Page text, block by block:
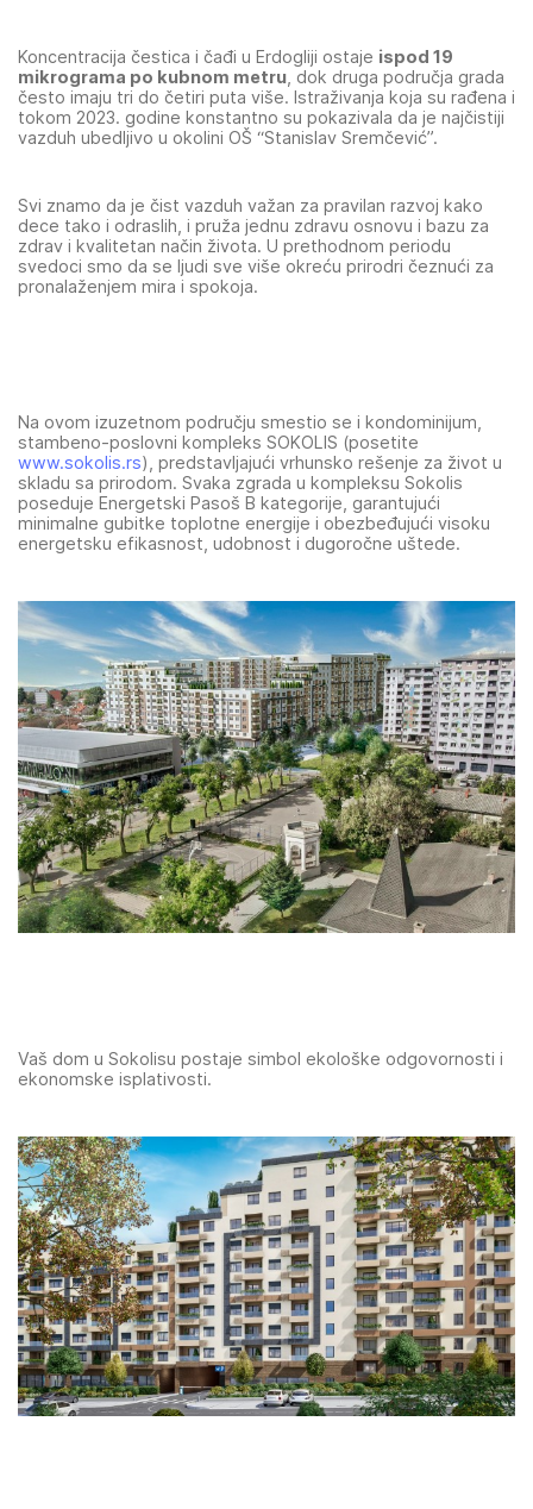
Koncentracija čestica i čađi u Erdogliji ostaje ispod 19
mikrograma po kubnom metru , dok druga područja grada
često imaju tri do četiri puta više. Istraživanja koja su rađena i
tokom 2023. godine konstantno su pokazivala da je najčistiji
vazduh ubedljivo u okolini OŠ “Stanislav Sremčević”.
Svi znamo da je čist vazduh važan za pravilan razvoj kako
dece tako i odraslih, i pruža jednu zdravu osnovu i bazu za
zdrav i kvalitetan način života. U prethodnom periodu
svedoci smo da se ljudi sve više okreću prirodri čeznući za
pronalaženjem mira i spokoja.
Na ovom izuzetnom području smestio se i kondominijum,
stambeno-poslovni kompleks SOKOLIS (posetite
www.sokolis.rs), predstavljajući vrhunsko rešenje za život u
skladu sa prirodom. Svaka zgrada u kompleksu Sokolis
poseduje Energetski Pasoš B kategorije, garantujući
minimalne gubitke toplotne energije i obezbeđujući visoku
energetsku efikasnost, udobnost i dugoročne uštede.
Vaš dom u Sokolisu postaje simbol ekološke odgovornosti i
ekonomske isplativosti.